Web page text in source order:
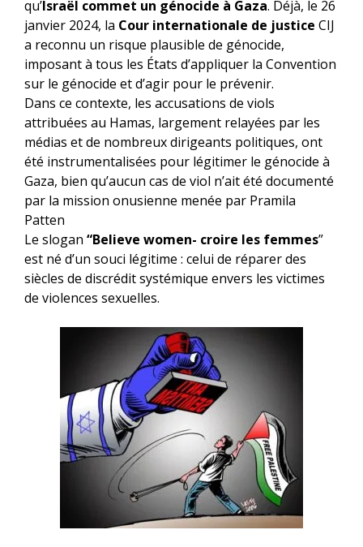
qu’Israël commet un génocide à Gaza. Déjà, le 26
janvier 2024, la Cour internationale de justice CIJ
a reconnu un risque plausible de génocide,
imposant à tous les États d’appliquer la Convention
sur le génocide et d’agir pour le prévenir.
Dans ce contexte, les accusations de viols
attribuées au Hamas, largement relayées par les
médias et de nombreux dirigeants politiques, ont
été instrumentalisées pour légitimer le génocide à
Gaza, bien qu’aucun cas de viol n’ait été documenté
par la mission onusienne menée par Pramila
Patten
Le slogan “Believe women- croire les femmes”
est né d’un souci légitime : celui de réparer des
siècles de discrédit systémique envers les victimes
de violences sexuelles.